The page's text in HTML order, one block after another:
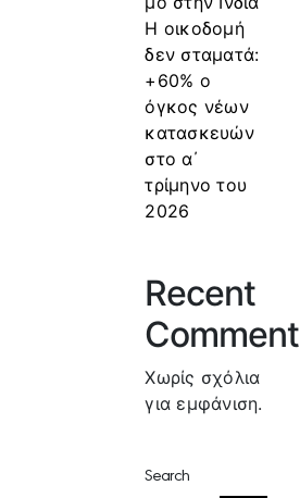
Η οικοδομή
δεν σταματά:
+60% ο
όγκος νέων
κατασκευών
στο α΄
τρίμηνο του
2026
Recent
Χωρίς σχόλια
για εμφάνιση.
Search